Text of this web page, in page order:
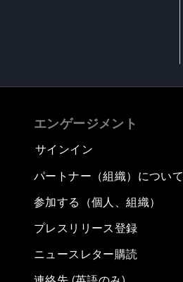
エンゲージメント
サインイン
パートナー（組織）について
参加する（個人、組織）
プレスリリース登録
ニュースレター購読